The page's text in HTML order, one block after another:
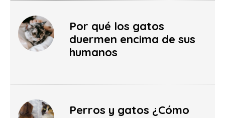
Por qué los gatos
duermen encima de sus
humanos
Perros y gatos ¿Cómo